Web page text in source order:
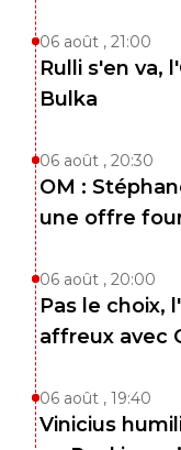
06 août , 21:00
Rulli s'en va,
Bulka
06 août , 20:30
OM :
une offre
06 août , 20:00
Pas le choix,
affreux avec
06 août , 19:40
Vinicius